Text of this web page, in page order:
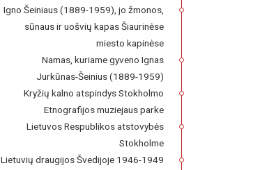
Igno Šeiniaus (1889-1959), jo žmonos,
sūnaus ir uošvių kapas Šiaurinėse
miesto kapinėse
Namas, kuriame gyveno Ignas
Jurkūnas-Šeinius (1889-1959)
Kryžių kalno atspindys Stokholmo
Etnografijos muziejaus parke
Lietuvos Respublikos atstovybės
Stokholme
Lietuvių draugijos Švedijoje 1946-1949